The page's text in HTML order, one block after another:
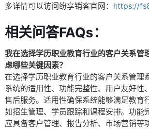
多详情可以访问纷享销客官网： https://
相关问答FAQs：
我在选择学历职业教育行业的客户关系管
虑哪些关键因素？
在选择学历职业教育行业的客户关系管理
系统的适用性、功能完整性、用户友好性
售后服务。适用性确保系统能够满足教育
如招生管理、学员跟踪和课程安排。功能
应具备客户管理、报告分析、市场营销等